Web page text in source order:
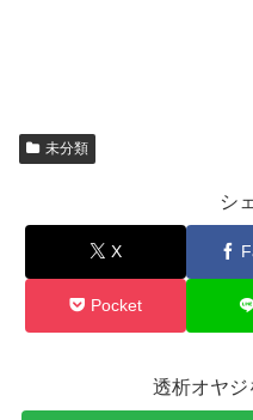
未分類
シ
X
Pocket
透析オヤジ